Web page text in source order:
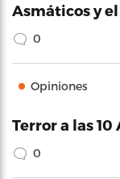
Asmáticos y
0
Opiniones
Terror a las 10
0